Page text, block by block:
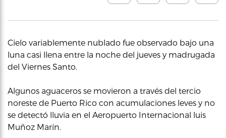
Cielo variablemente nublado fue observado bajo una
luna casi llena entre la noche del jueves y madrugada
del Viernes Santo.
Algunos aguaceros se movieron a través del tercio
noreste de Puerto Rico con acumulaciones leves y no
se detectó lluvia en el Aeropuerto Internacional luis
Muñoz Marín.